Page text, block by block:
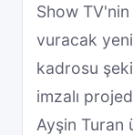
Show
vuracak
kadrosu
imzalı
Ayşin Turan